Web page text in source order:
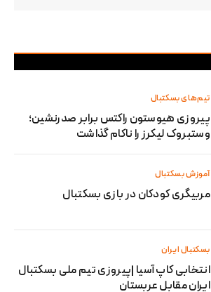
تیم‌های بسکتبال
پیروزی هیوستون راکتس برابر صدرنشین؛
وستبروک لیکرز را ناکام گذاشت
آموزش بسکتبال
مربیگری کودکان در بازی بسکتبال
بسکتبال ایران
انتخابی کاپ آسیا |پیروزی تیم ملی بسکتبال
ایران مقابل عربستان